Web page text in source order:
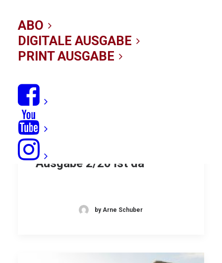
ABO
DIGITALE AUSGABE
PRINT AUSGABE
Kostenlos digital: KITE
Ausgabe 2/20 ist da
by Arne Schuber